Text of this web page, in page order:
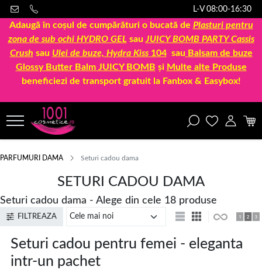
L-V 08:00-16:30
Adaugă în coșul de cumpărături o bucată de Plasturi pentru
zona de sub ochi HYDRO GEL sau JUICY BOMB PARTY Cassis
Crush sau Ulei de buze, Hydra Kiss 104sau Balsam de buze
Glossy Butter Balm JUICY BOMB și Multe alte Produse
beneficiezi de transport gratuit la Fanbox & Easybox!
PARFUMURI DAMA Seturi cadou dama
SETURI CADOU DAMA
Seturi cadou dama - Alege din cele 18 produse
FILTREAZA
Seturi cadou pentru femei - eleganta
intr-un pachet